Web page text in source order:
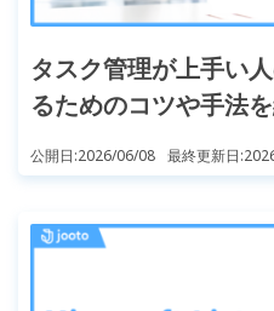
タスク管理が上手い
るためのコツや手法
公開日:2026/06/08 最終更新日: